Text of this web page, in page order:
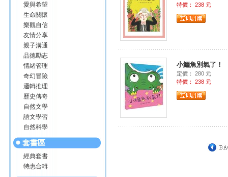
愛與希望
生命關懷
樂觀自信
友情分享
親子溝通
品德勵志
情緒管理
奇幻冒險
邏輯推理
歷史傳奇
自然文學
語文學習
自然科學
套書區
經典套書
特惠合輯
特價： 238 元
小鱷魚別氣了！
定價： 280 元
特價： 238 元